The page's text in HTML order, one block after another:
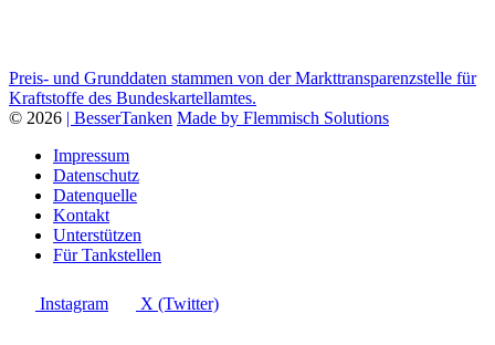
Preis- und Grunddaten stammen von der Markttransparenzstelle für
Kraftstoffe des Bundeskartellamtes.
© 2026 | BesserTanken Made by Flemmisch Solutions
Impressum
Datenschutz
Datenquelle
Kontakt
Unterstützen
Für Tankstellen
Instagram X (Twitter)